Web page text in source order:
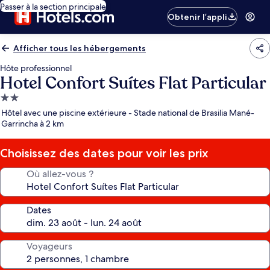
Passer à la section principale
Obtenir l’appli
Afficher tous les hébergements
Hôte professionnel
Hotel Confort Suítes Flat Particular
Hébergement
2.0 étoiles
Hôtel avec une piscine extérieure - Stade national de Brasilia Mané-
Garrincha à 2 km
Choisissez des dates pour voir les prix
Où allez-vous ?
Dates
Voyageurs